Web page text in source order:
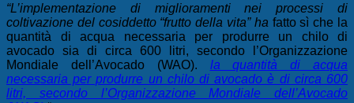
“L’implementazione di miglioramenti nei processi di
coltivazione del cosiddetto “frutto della vita” ha fatto sì che la
quantità di acqua necessaria per produrre un chilo di
avocado sia di circa 600 litri, secondo l’Organizzazione
Mondiale dell’Avocado (WAO). la quantità di acqua
necessaria per produrre un chilo di avocado è di circa 600
litri, secondo l’Organizzazione Mondiale dell’Avocado